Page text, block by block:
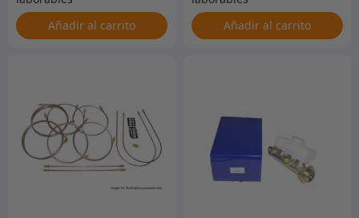
Añadir al carrito Añadir al carrito